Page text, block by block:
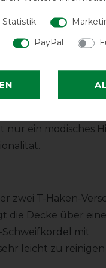
und zum
künstliche
zu speichern.
der Komfort
gestaltete kleine
die
nur ein modisches
zwei T-Haken-
die Decke über
mit
leicht zu reinigen
Statistik
PayPal